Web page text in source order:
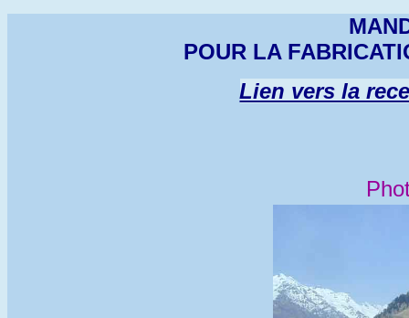
POUR LA
Lien vers la